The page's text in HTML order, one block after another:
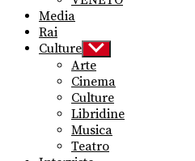
Media
Rai
Culture Show
sub
menu
Arte
Cinema
Culture
Libridine
Musica
Teatro